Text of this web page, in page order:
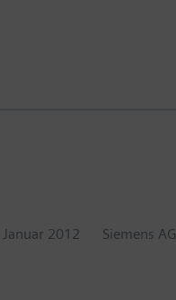
2012 Siemens AG